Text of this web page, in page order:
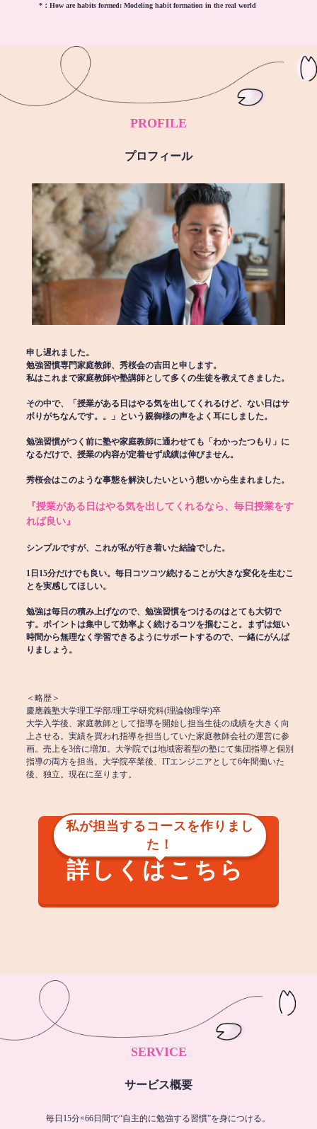
*： How are habits formed: Modeling habit formation in the real world
PROFILE
プロフィール
申し遅れました。
勉強習慣専門家庭教師、秀桜会の吉田と申します。
私はこれまで家庭教師や塾講師として多くの生徒を教えてきました。
その中で、「授業がある日はやる気を出してくれるけど、ない日はサ
ボりがちなんです。。」という親御様の声をよく耳にしました。
勉強習慣がつく前に塾や家庭教師に通わせても「わかったつもり」に
なるだけで、授業の内容が定着せず成績は伸びません。
秀桜会はこのような事態を解決したいという想いから生まれました。
『授業がある日はやる気を出してくれるなら、毎日授業をす
れば良い』
シンプルですが、これが私が行き着いた結論でした。
1日15分だけでも良い。毎日コツコツ続けることが大きな変化を生むこ
とを実感してほしい。
勉強は毎日の積み上げなので、勉強習慣をつけるのはとても大切で
す。ポイントは集中して効率よく続けるコツを掴むこと。まずは短い
時間から無理なく学習できるようにサポートするので、一緒にがんば
りましょう。
＜略歴＞
慶應義塾大学理工学部/理工学研究科(理論物理学)卒
大学入学後、家庭教師として指導を開始し担当生徒の成績を大きく向
上させる。実績を買われ指導を担当していた家庭教師会社の運営に参
画。売上を3倍に増加。大学院では地域密着型の塾にて集団指導と個別
指導の両方を担当。大学院卒業後、ITエンジニアとして6年間働いた
後、独立。現在に至ります。
私が担当するコースを作りまし
た！
詳しくはこちら
SERVICE
サービス概要
毎日15分×66日間で“自主的に勉強する習慣”を身につける。